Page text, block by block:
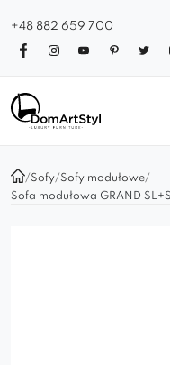
+48 882 659 700
/Sofy/Sofy modułowe/
Sofa modułowa GRAND